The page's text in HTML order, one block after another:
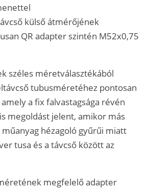
külső átmérőjének
QR adapter szintén M52x0,75
széles méretválasztékából
tubusméretéhez pontosan
a fix falvastagsága révén
megoldást jelent, amikor más
hézagoló gyűrűi miatt
tusa és a távcső között az
megfelelő adapter